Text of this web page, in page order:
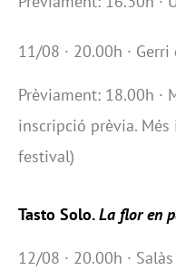
11/08 · 20.00h ·
Prèviament: 18.00h ·
inscripció prèvia.
festival)
Tasto Solo.La flor en
12/08 · 20.00h ·